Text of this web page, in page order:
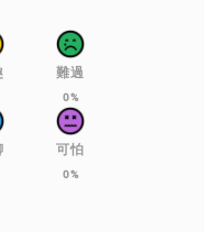
難過
0%
可怕
0%